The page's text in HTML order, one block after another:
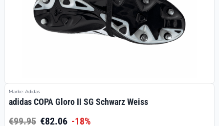
Marke: Adidas
adidas COPA Gloro II SG Schwarz Weiss
€99.95 €82.06 -18%